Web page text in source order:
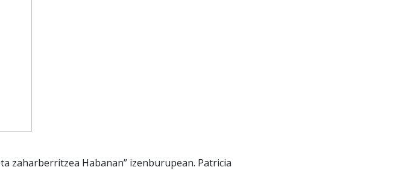
zaharberritzea Habanan” izenburupean. Patricia